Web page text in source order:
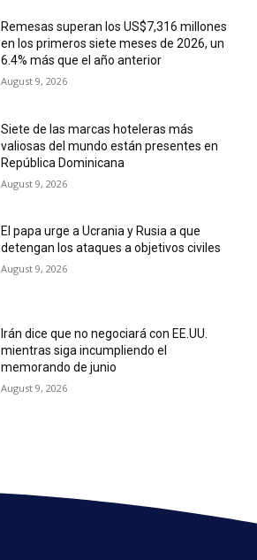
Remesas superan los US$7,316 millones
en los primeros siete meses de 2026, un
6.4% más que el año anterior
August 9, 2026
Siete de las marcas hoteleras más
valiosas del mundo están presentes en
República Dominicana
August 9, 2026
El papa urge a Ucrania y Rusia a que
detengan los ataques a objetivos civiles
August 9, 2026
Irán dice que no negociará con EE.UU.
mientras siga incumpliendo el
memorando de junio
August 9, 2026